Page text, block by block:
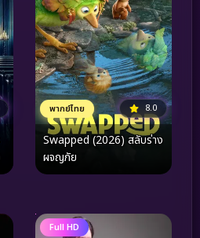
พากย์ไทย 8.0
Swapped (2026) สลับร่าง
ผจญภัย
Full HD